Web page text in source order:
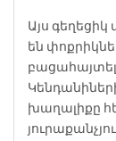
Այս
են
խաղալիքը